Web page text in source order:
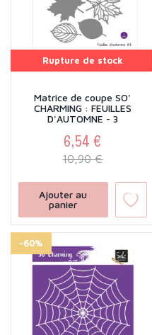
Promo !Rupture de stock
Matrice de coupe SO'
CHARMING : FEUILLES
D'AUTOMNE - 3
Prix
6,54 €
Prix de base
10,90 €
Ajouter au
panier
-60%